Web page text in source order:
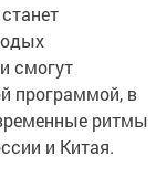
смогут
программой, в
ритмы
и Китая.